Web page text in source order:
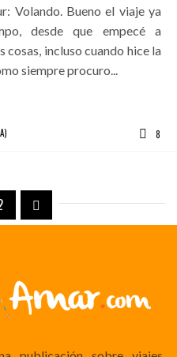
Volando. Bueno el viaje ya
desde que empecé a
incluso cuando hice la
siempre procuro...
8